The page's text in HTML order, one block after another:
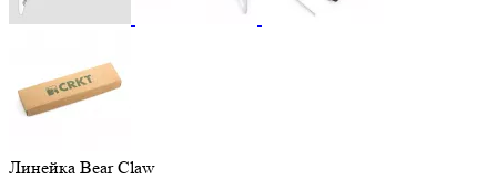
Линейка Bear Claw